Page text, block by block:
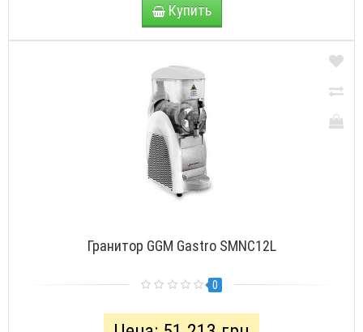
Купить
Гранитор GGM Gastro SMNC12L
0